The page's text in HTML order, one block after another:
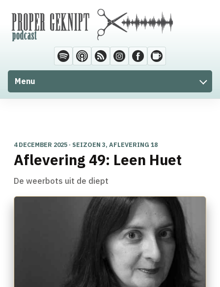
Menu
4 DECEMBER 2025 · SEIZOEN 3, AFLEVERING 18
Aflevering 49: Leen Huet
De weerbots uit de diept